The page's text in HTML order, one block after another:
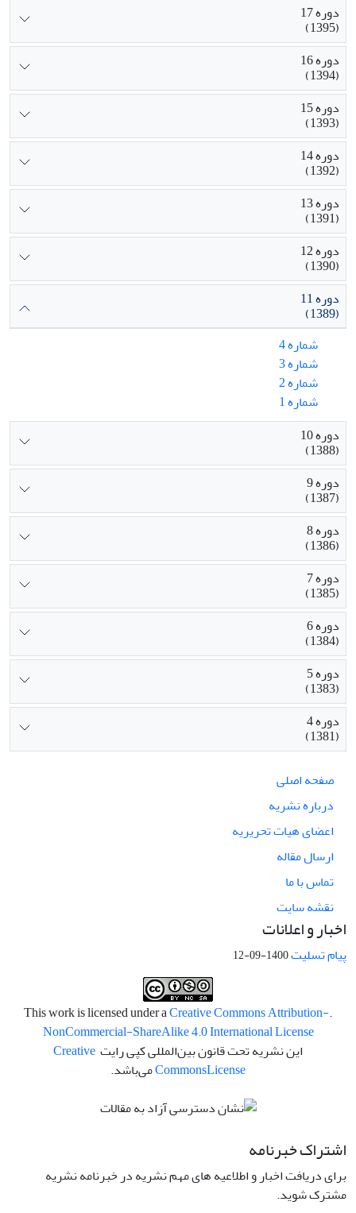
دوره 17
(1395)
دوره 16
(1394)
دوره 15
(1393)
دوره 14
(1392)
دوره 13
(1391)
دوره 12
(1390)
دوره 11
(1389)
شماره 4
شماره 3
شماره 2
شماره 1
دوره 10
(1388)
دوره 9
(1387)
دوره 8
(1386)
دوره 7
(1385)
دوره 6
(1384)
دوره 5
(1383)
دوره 4
(1381)
صفحه اصلی
درباره نشریه
اعضای هیات تحریریه
ارسال مقاله
تماس با ما
نقشه سایت
اخبار و اعلانات
پیام تسلیت1400-09-12
.This work is licensed under a
Creative Commons Attribution-
NonCommercial-ShareAlike 4.0 International License
این نشریه تحت قانون بین‌المللی کپی رایت Creative
CommonsLicense می‌باشد.
اشتراک خبرنامه
برای دریافت اخبار و اطلاعیه های مهم نشریه در خبرنامه نشریه
مشترک شوید.